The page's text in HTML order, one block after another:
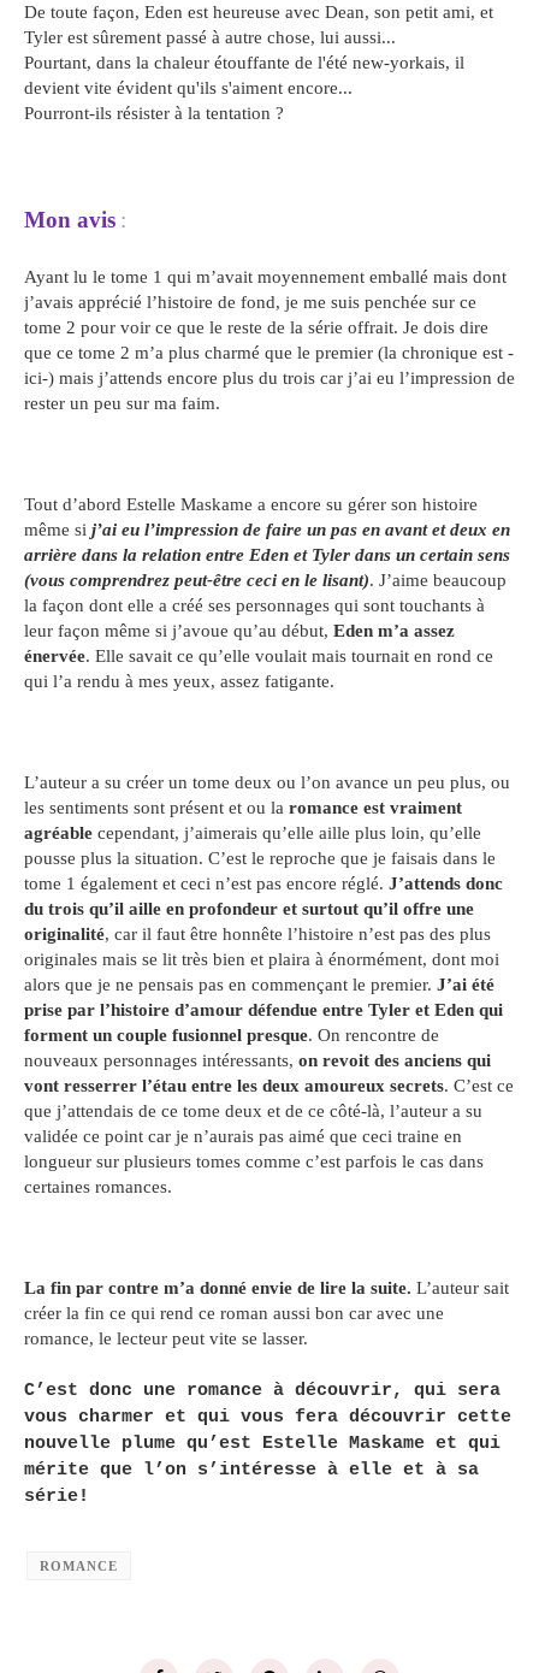
De toute façon, Eden est heureuse avec Dean, son petit ami, et
Tyler est sûrement passé à autre chose, lui aussi...
Pourtant, dans la chaleur étouffante de l'été new-yorkais, il
devient vite évident qu'ils s'aiment encore...
Pourront-ils résister à la tentation ?
Mon avis :
Ayant lu le tome 1 qui m’avait moyennement emballé mais dont
j’avais apprécié l’histoire de fond, je me suis penchée sur ce
tome 2 pour voir ce que le reste de la série offrait. Je dois dire
que ce tome 2 m’a plus charmé que le premier (la chronique est -
ici-) mais j’attends encore plus du trois car j’ai eu l’impression de
rester un peu sur ma faim.
Tout d’abord Estelle Maskame a encore su gérer son histoire
même si j’ai eu l’impression de faire un pas en avant et deux en
arrière dans la relation entre Eden et Tyler dans un certain sens
(vous comprendrez peut-être ceci en le lisant). J’aime beaucoup
la façon dont elle a créé ses personnages qui sont touchants à
leur façon même si j’avoue qu’au début, Eden m’a assez
énervée. Elle savait ce qu’elle voulait mais tournait en rond ce
qui l’a rendu à mes yeux, assez fatigante.
L’auteur a su créer un tome deux ou l’on avance un peu plus, ou
les sentiments sont présent et ou la romance est vraiment
agréable cependant, j’aimerais qu’elle aille plus loin, qu’elle
pousse plus la situation. C’est le reproche que je faisais dans le
tome 1 également et ceci n’est pas encore réglé. J’attends donc
du trois qu’il aille en profondeur et surtout qu’il offre une
originalité, car il faut être honnête l’histoire n’est pas des plus
originales mais se lit très bien et plaira à énormément, dont moi
alors que je ne pensais pas en commençant le premier. J’ai été
prise par l’histoire d’amour défendue entre Tyler et Eden qui
forment un couple fusionnel presque. On rencontre de
nouveaux personnages intéressants, on revoit des anciens qui
vont resserrer l’étau entre les deux amoureux secrets. C’est ce
que j’attendais de ce tome deux et de ce côté-là, l’auteur a su
validée ce point car je n’aurais pas aimé que ceci traine en
longueur sur plusieurs tomes comme c’est parfois le cas dans
certaines romances.
La fin par contre m’a donné envie de lire la suite. L’auteur sait
créer la fin ce qui rend ce roman aussi bon car avec une
romance, le lecteur peut vite se lasser.
C’est donc une romance à découvrir, qui sera
vous charmer et qui vous fera découvrir cette
nouvelle plume qu’est Estelle Maskame et qui
mérite que l’on s’intéresse à elle et à sa
série!
ROMANCE